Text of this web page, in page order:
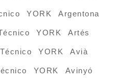
YORK Argentona
YORK Artés
YORK Avià
YORK Avinyó